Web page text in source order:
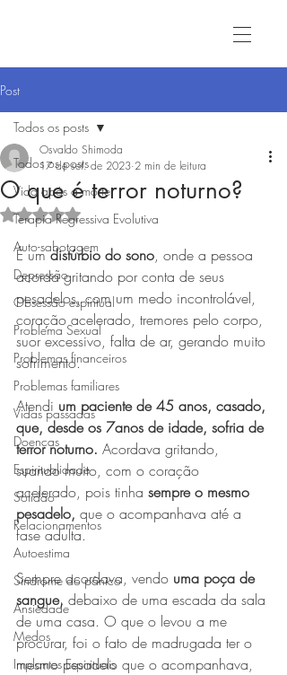
Post
Todos os posts
Vida após a morte
Terapia Regressiva Evolutiva
Auto-sabotagem
Depressão
Obsessão espiritual
Problema Sexual
Problemas financeiros
Problemas familiares
Vidas passadas
Doenças
Espiritualidade
Solidão
Relacionamentos
Autoestima
Síndrome do pânico
Ansiedade
Medos
Implantes Espirituais
Todos os posts
O que é terror noturno?
Osvaldo Shimoda
17 de set. de 2023 2 min de leitura
Avaliado com NaN de 5 estrelas.
É um distúrbio do sono, onde a pessoa
acorda gritando por conta de seus
pesadelos, com um medo incontrolável,
coração acelerado, tremores pelo corpo,
suor excessivo, falta de ar, gerando muito
sofrimento.
Atendi um paciente de 45 anos, casado,
que, desde os 7anos de idade, sofria de
terror noturno. Acordava gritando,
suando muito, com o coração
acelerado, pois tinha sempre o mesmo
pesadelo, que o acompanhava até a
fase adulta.
Sempre acordava, vendo uma poça de
sangue, debaixo de uma escada da sala
de uma casa. O que o levou a me
procurar, foi o fato de madrugada ter o
mesmo pesadelo que o acompanhava,